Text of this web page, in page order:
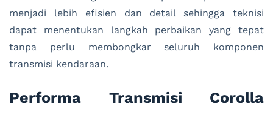
menjadi lebih efisien dan detail sehingga teknisi
dapat menentukan langkah perbaikan yang tepat
tanpa perlu membongkar seluruh komponen
transmisi kendaraan.
Performa Transmisi Corolla